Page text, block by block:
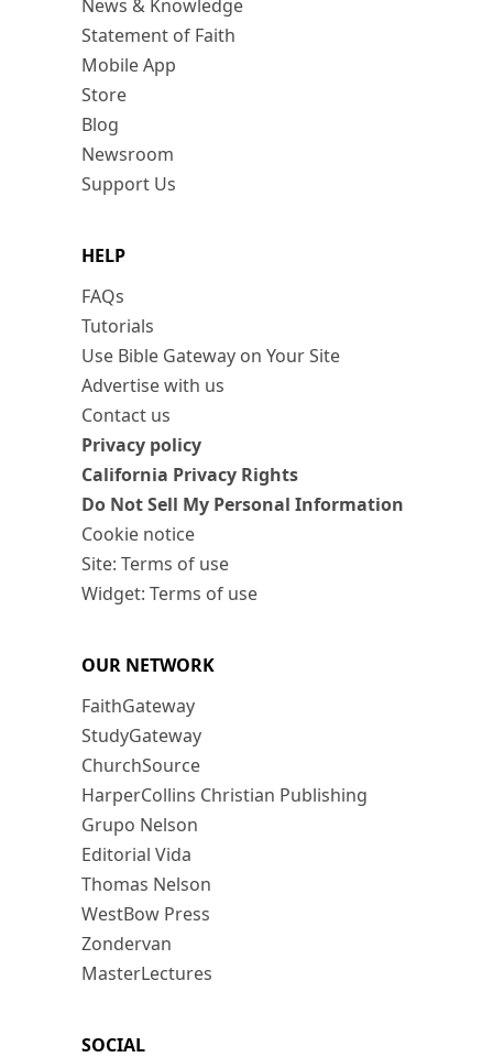
News & Knowledge
Statement of Faith
Mobile App
Store
Blog
Newsroom
Support Us
HELP
FAQs
Tutorials
Use Bible Gateway on Your Site
Advertise with us
Contact us
Privacy policy
California Privacy Rights
Do Not Sell My Personal Information
Cookie notice
Site: Terms of use
Widget: Terms of use
OUR NETWORK
FaithGateway
StudyGateway
ChurchSource
HarperCollins Christian Publishing
Grupo Nelson
Editorial Vida
Thomas Nelson
WestBow Press
Zondervan
MasterLectures
SOCIAL